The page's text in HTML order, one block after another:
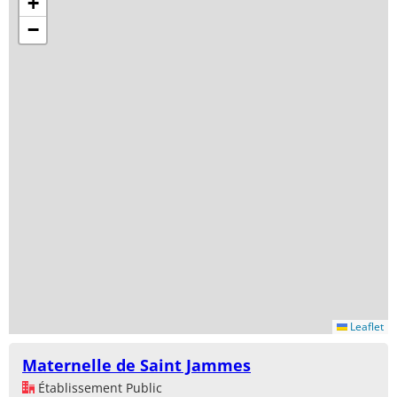
−
Leaflet
Maternelle de Saint Jammes
Établissement Public